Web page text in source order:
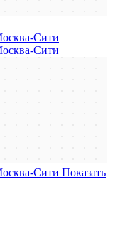
Показать